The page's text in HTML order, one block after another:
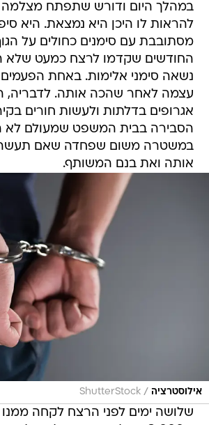
במהלך היום ודורש שתפתח מצלמה
להראות לו היכן היא נמצאת. היא
מסתובבת עם סימנים כחולים על
החודשים שקדמו לרצח כמעט שלא
נשאה סימני אלימות. באחת
עצמה לאחר שהכה אותה. לדבריה,
אגרופים בדלתות ולעשות חורים
הסבירה בבית המשפט שמעולם לא
במשטרה משום שפחדה שאם תעשה
אותה ואת בנם המשותף.
אילוסטרציה /
ShutterStock
שלושה ימים לפני הרצח לקחה